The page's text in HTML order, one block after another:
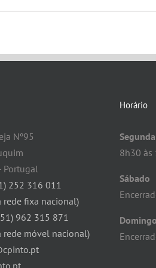
Nº95
Portugal
252 316 011
rede fixa nacional)
962 315 871
rede móvel nacional)
Horário
8h30 às
Sábado
Domingo